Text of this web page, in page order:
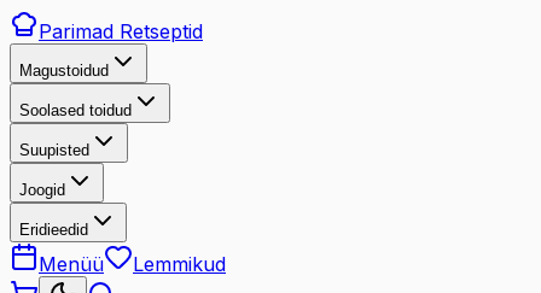
Parimad Retseptid
Magustoidud
Soolased toidud
Suupisted
Joogid
Eridieedid
Menüü Lemmikud